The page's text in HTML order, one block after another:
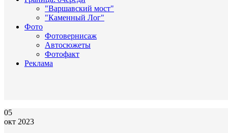
"Варшавский мост"
"Каменный Лог"
Фото
Фотовернисаж
Автосюжеты
Фотофакт
Реклама
05
окт 2023